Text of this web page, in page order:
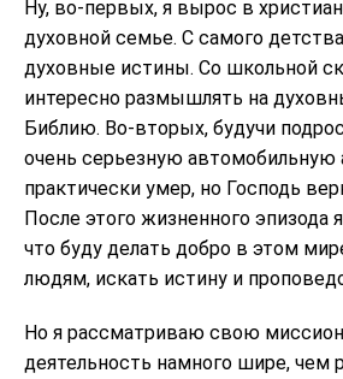
Ну, во-первых, я вырос в
духовной семье. С самого
духовные истины. Со школьной
интересно размышлять на
Библию. Во-вторых, будучи
очень серьезную автомобильную
практически умер, но Господь
После этого жизненного эпизода
что буду делать добро в этом
людям, искать истину и
Но я рассматриваю свою
деятельность намного шире, чем